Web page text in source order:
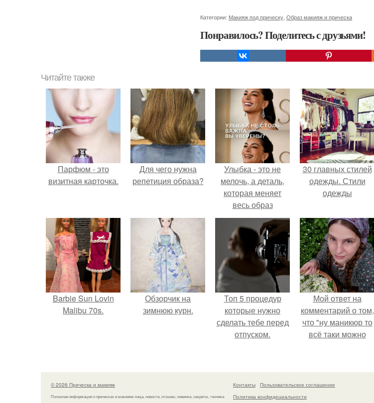
Категории: Макияж под прическу Образ макияж и прическа
Понравилось? Поделитесь с друзьями!
Читайте также
Парфюм - это
визитная карточка.
Для чего нужна
репетиция образа?
Улыбка - это не
мелочь, а деталь,
которая меняет
весь образ
человека.
30 главных стилей
одежды. Стили
одежды
Barbie Sun Lovin
Malibu 70s.
Обзорчик на
зимнюю курн.
Топ 5 процедур
которые нужно
сделать тебе перед
отпуском.
Мой ответ на
комментарий о том,
что "ну маникюр то
всё таки можно
© 2026 Прическа и макияж
Полезная информация о прическах и макияже лица, новости, отзывы, новинки, секреты, техника
Контакты
Пользовательское соглашение
Политика конфидециальности